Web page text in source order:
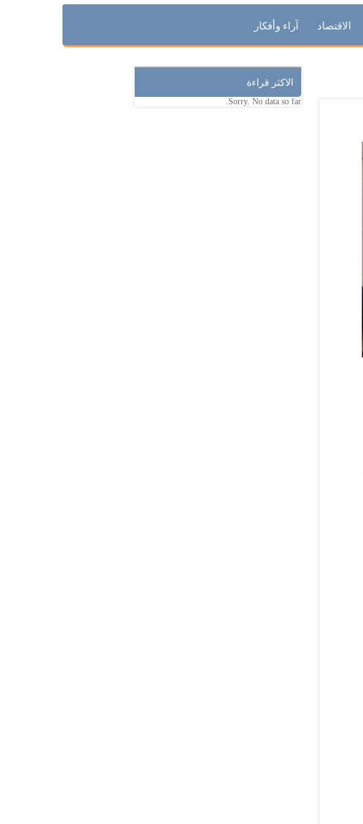
الاقتصاد آراء وأفكار
الاكثر قراءة
Sorry. No data so far.